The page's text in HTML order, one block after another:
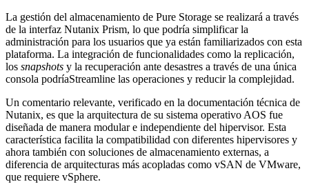
La gestión del almacenamiento de Pure Storage se realizará a través
de la interfaz Nutanix Prism, lo que podría simplificar la
administración para los usuarios que ya están familiarizados con esta
plataforma. La integración de funcionalidades como la replicación,
los snapshots y la recuperación ante desastres a través de una única
consola podríaStreamline las operaciones y reducir la complejidad.
Un comentario relevante, verificado en la documentación técnica de
Nutanix, es que la arquitectura de su sistema operativo AOS fue
diseñada de manera modular e independiente del hipervisor. Esta
característica facilita la compatibilidad con diferentes hipervisores y
ahora también con soluciones de almacenamiento externas, a
diferencia de arquitecturas más acopladas como vSAN de VMware,
que requiere vSphere.